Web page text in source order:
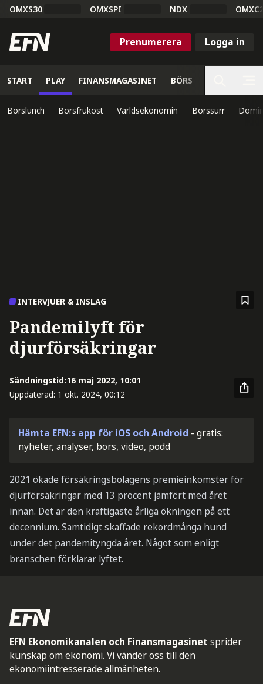
OMXS30 OMXSPI NDX
Prenumerera Logga in
START PLAY FINANSMAGASINET BÖRS
Börslunch Börsfrukost Världsekonomin Börssurr
INTERVJUER & INSLAG
Pandemilyft för
djurförsäkringar
Sändningstid:16 maj 2022, 10:01
Uppdaterad: 1 okt. 2024, 00:12
Hämta EFN:s app för iOS och Android - gratis:
nyheter, analyser, börs, video, podd
2021 ökade försäkringsbolagens premieinkomster för
djurförsäkringar med 13 procent jämfört med året
innan. Det är den kraftigaste årliga ökningen på ett
decennium. Samtidigt skaffade rekordmånga hund
under det pandemityngda året. Något som enligt
branschen förklarar lyftet.
EFN Ekonomikanalen och Finansmagasinet sprider
kunskap om ekonomi. Vi vänder oss till den
ekonomiintresserade allmänheten.